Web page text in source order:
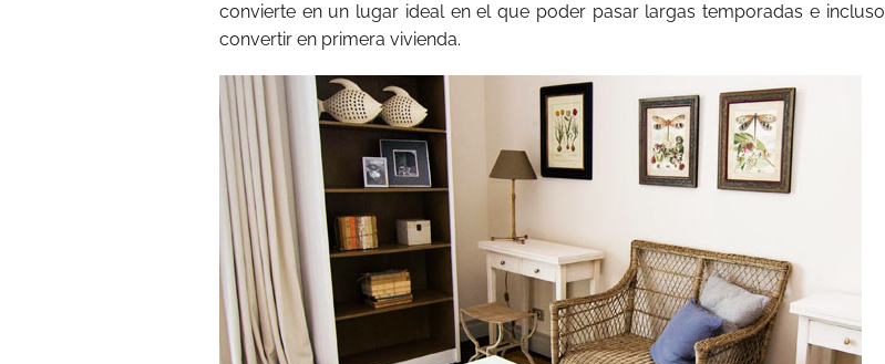
convierte en un lugar ideal en el que poder pasar largas temporadas e incluso
convertir en primera vivienda.